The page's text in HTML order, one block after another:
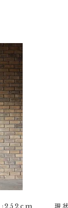
:252cm 現